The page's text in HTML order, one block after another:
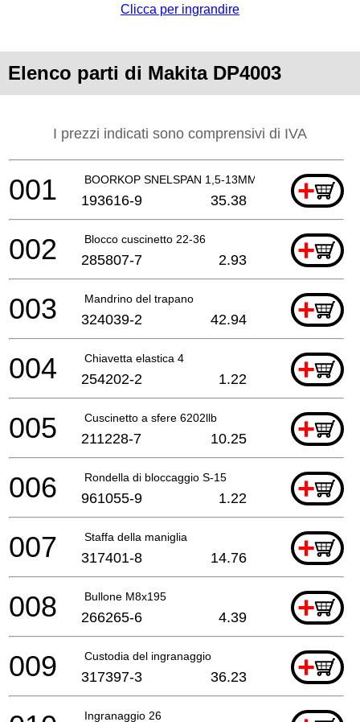
Clicca per ingrandire
Elenco parti di Makita DP4003
I prezzi indicati sono comprensivi di IVA
BOORKOP SNELSPAN 1,5-13MM +
001 193616-9 35.38
Blocco cuscinetto 22-36 +
002 285807-7 2.93
Mandrino del trapano +
003 324039-2 42.94
Chiavetta elastica 4 +
004 254202-2 1.22
Cuscinetto a sfere 6202llb +
005 211228-7 10.25
Rondella di bloccaggio S-15 +
006 961055-9 1.22
Staffa della maniglia +
007 317401-8 14.76
Bullone M8x195 +
008 266265-6 4.39
Custodia del ingranaggio +
009 317397-3 36.23
Ingranaggio 26